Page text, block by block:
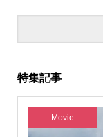
特集記事
Movie